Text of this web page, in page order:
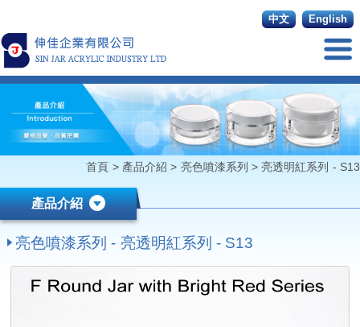
English
中文
首頁 > 產品介紹 > 亮色噴漆系列 >亮透明紅系列 - S13
產品介紹
亮色噴漆系列 - 亮透明紅系列 - S13